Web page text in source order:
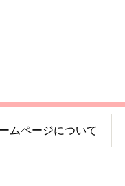
ムページについて